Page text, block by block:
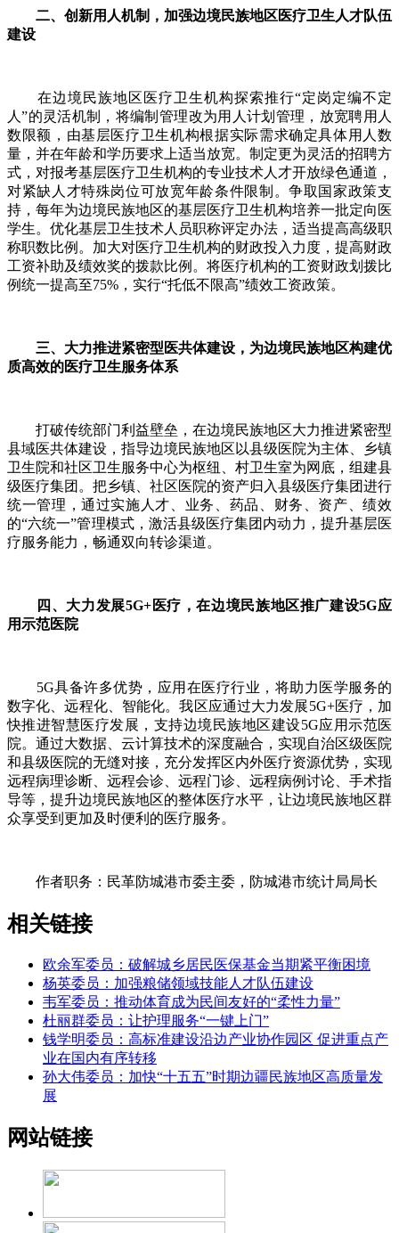
二、创新用人机制，加强边境民族地区医疗卫生人才队伍
建设
在边境民族地区医疗卫生机构探索推行“定岗定编不定
人”的灵活机制，将编制管理改为用人计划管理，放宽聘用人
数限额，由基层医疗卫生机构根据实际需求确定具体用人数
量，并在年龄和学历要求上适当放宽。制定更为灵活的招聘方
式，对报考基层医疗卫生机构的专业技术人才开放绿色通道，
对紧缺人才特殊岗位可放宽年龄条件限制。争取国家政策支
持，每年为边境民族地区的基层医疗卫生机构培养一批定向医
学生。优化基层卫生技术人员职称评定办法，适当提高高级职
称职数比例。加大对医疗卫生机构的财政投入力度，提高财政
工资补助及绩效奖的拨款比例。将医疗机构的工资财政划拨比
例统一提高至75%，实行“托低不限高”绩效工资政策。
三、大力推进紧密型医共体建设，为边境民族地区构建优
质高效的医疗卫生服务体系
打破传统部门利益壁垒，在边境民族地区大力推进紧密型
县域医共体建设，指导边境民族地区以县级医院为主体、乡镇
卫生院和社区卫生服务中心为枢纽、村卫生室为网底，组建县
级医疗集团。把乡镇、社区医院的资产归入县级医疗集团进行
统一管理，通过实施人才、业务、药品、财务、资产、绩效
的“六统一”管理模式，激活县级医疗集团内动力，提升基层医
疗服务能力，畅通双向转诊渠道。
四、大力发展5G+医疗，在边境民族地区推广建设5G应
用示范医院
5G具备许多优势，应用在医疗行业，将助力医学服务的
数字化、远程化、智能化。我区应通过大力发展5G+医疗，加
快推进智慧医疗发展，支持边境民族地区建设5G应用示范医
院。通过大数据、云计算技术的深度融合，实现自治区级医院
和县级医院的无缝对接，充分发挥区内外医疗资源优势，实现
远程病理诊断、远程会诊、远程门诊、远程病例讨论、手术指
导等，提升边境民族地区的整体医疗水平，让边境民族地区群
众享受到更加及时便利的医疗服务。
作者职务：民革防城港市委主委，防城港市统计局局长
相关链接
欧余军委员：破解城乡居民医保基金当期紧平衡困境
杨英委员：加强粮储领域技能人才队伍建设
韦军委员：推动体育成为民间友好的“柔性力量”
杜丽群委员：让护理服务“一键上门”
钱学明委员：高标准建设沿边产业协作园区 促进重点产
业在国内有序转移
孙大伟委员：加快“十五五”时期边疆民族地区高质量发
展
网站链接